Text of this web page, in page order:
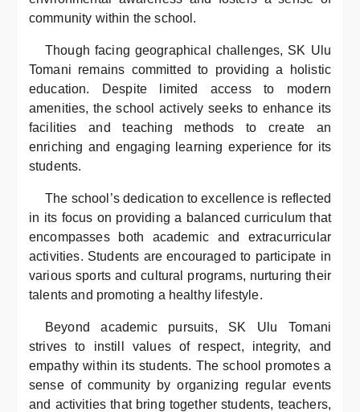
community within the school.
Though facing geographical challenges, SK Ulu
Tomani remains committed to providing a holistic
education. Despite limited access to modern
amenities, the school actively seeks to enhance its
facilities and teaching methods to create an
enriching and engaging learning experience for its
students.
The school’s dedication to excellence is reflected
in its focus on providing a balanced curriculum that
encompasses both academic and extracurricular
activities. Students are encouraged to participate in
various sports and cultural programs, nurturing their
talents and promoting a healthy lifestyle.
Beyond academic pursuits, SK Ulu Tomani
strives to instill values of respect, integrity, and
empathy within its students. The school promotes a
sense of community by organizing regular events
and activities that bring together students, teachers,